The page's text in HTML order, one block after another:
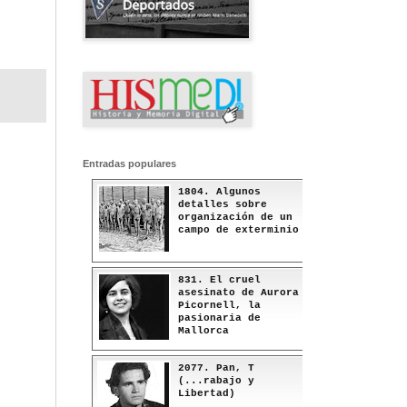
Entradas populares
1804. Algunos
detalles sobre
organización de un
campo de exterminio
831. El cruel
asesinato de Aurora
Picornell, la
pasionaria de
Mallorca
2077. Pan, T
(...rabajo y
Libertad)